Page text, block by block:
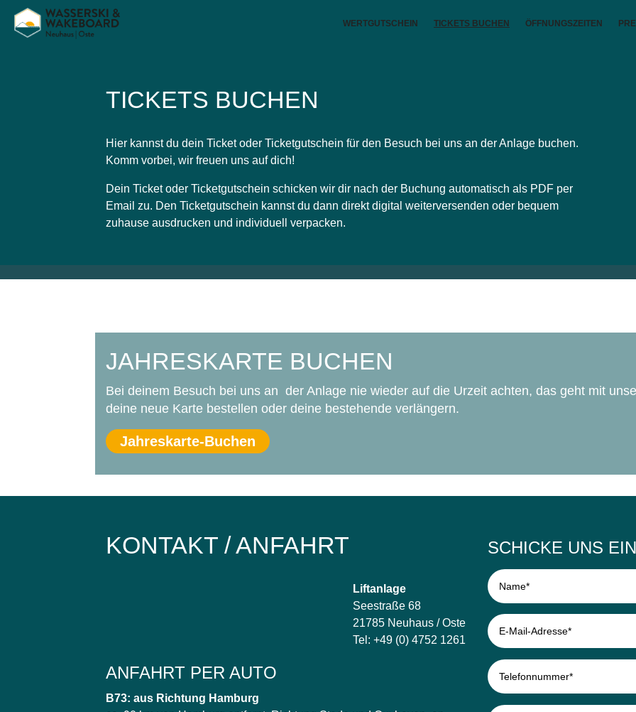
WERTGUTSCHEIN TICKETS BUCHEN ÖFFNUNGSZEITEN
TICKETS BUCHEN
Hier kannst du dein Ticket oder Ticketgutschein für den Besuch bei uns an der Anlage buchen.
Komm vorbei, wir freuen uns auf dich!
Dein Ticket oder Ticketgutschein schicken wir dir nach der Buchung automatisch als PDF per
Email zu. Den Ticketgutschein kannst du dann direkt digital weiterversenden oder bequem
zuhause ausdrucken und individuell verpacken.
JAHRESKARTE BUCHEN
Bei deinem Besuch bei uns an der Anlage nie wieder auf die Urzeit achten, das geht mit
deine neue Karte bestellen oder deine bestehende verlängern.
Jahreskarte-Buchen
KONTAKT / ANFAHRT
Liftanlage
Seestraße 68
21785 Neuhaus / Oste
Tel: +49 (0) 4752 1261
ANFAHRT PER AUTO
B73: aus Richtung Hamburg
SCHICKE UNS